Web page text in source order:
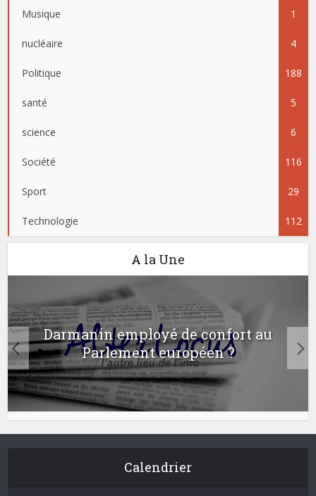
Musique 1
nucléaire 4
Politique 188
santé 5
science 6
Société 116
Sport 29
Technologie 112
A la Une
Darmanin employé de confort au
Parlement européen ?
Calendrier